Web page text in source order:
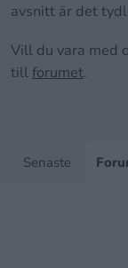
avsnitt är det
Vill du vara med
tillforumet.
Senaste